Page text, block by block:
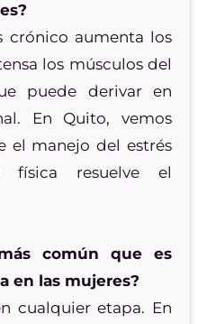
crónico aumenta los
los músculos del
puede derivar en
En Quito, vemos
el manejo del estrés
física resuelve el
común que es
en las mujeres?
cualquier etapa. En